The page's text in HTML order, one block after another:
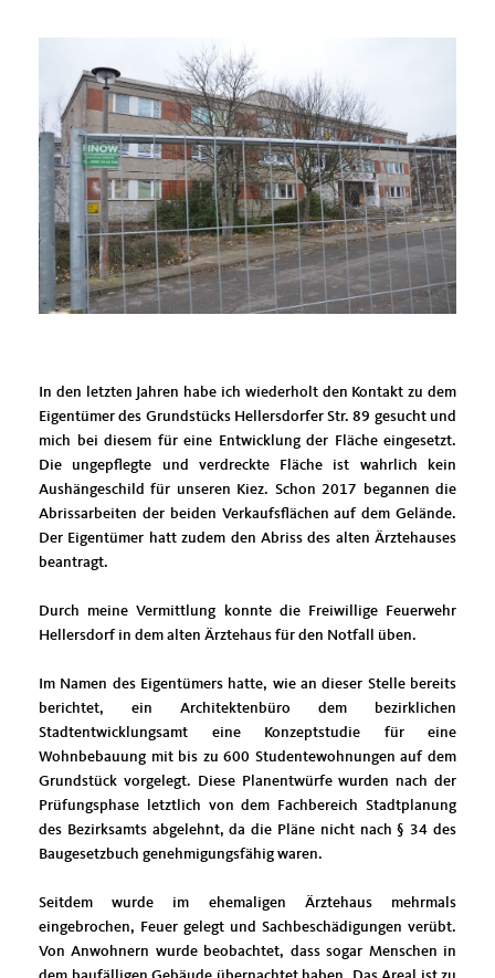
In den letzten Jahren habe ich wiederholt den Kontakt zu dem
Eigentümer des Grundstücks Hellersdorfer Str. 89 gesucht und
mich bei diesem für eine Entwicklung der Fläche eingesetzt.
Die ungepflegte und verdreckte Fläche ist wahrlich kein
Aushängeschild für unseren Kiez. Schon 2017 begannen die
Abrissarbeiten der beiden Verkaufsflächen auf dem Gelände.
Der Eigentümer hatt zudem den Abriss des alten Ärztehauses
beantragt.
Durch meine Vermittlung konnte die Freiwillige Feuerwehr
Hellersdorf in dem alten Ärztehaus für den Notfall üben.
Im Namen des Eigentümers hatte, wie an dieser Stelle bereits
berichtet, ein Architektenbüro dem bezirklichen
Stadtentwicklungsamt eine Konzeptstudie für eine
Wohnbebauung mit bis zu 600 Studentewohnungen auf dem
Grundstück vorgelegt. Diese Planentwürfe wurden nach der
Prüfungsphase letztlich von dem Fachbereich Stadtplanung
des Bezirksamts abgelehnt, da die Pläne nicht nach § 34 des
Baugesetzbuch genehmigungsfähig waren.
Seitdem wurde im ehemaligen Ärztehaus mehrmals
eingebrochen, Feuer gelegt und Sachbeschädigungen verübt.
Von Anwohnern wurde beobachtet, dass sogar Menschen in